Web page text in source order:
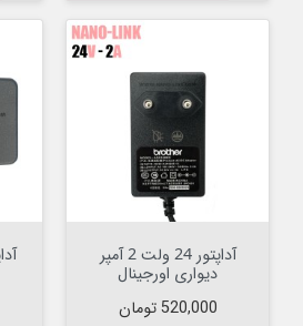
آداپتور 24 ولت 2 آمپر
دیواری اورجینال
قیمت
520,000 تومان